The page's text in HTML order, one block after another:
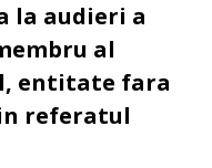
la audieri a
al
entitate fara
referatul